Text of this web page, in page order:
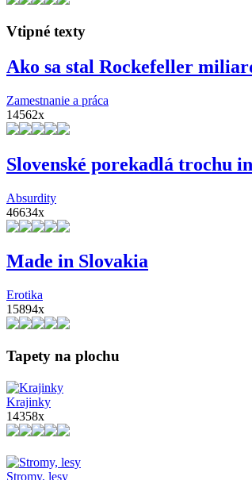
Vtipné texty
Ako sa stal Rockefeller
Zamestnanie a práca
14562x
Slovenské porekadlá trochu
Absurdity
46634x
Made in Slovakia
Erotika
15894x
Tapety na plochu
Krajinky
14358x
Stromy, lesy